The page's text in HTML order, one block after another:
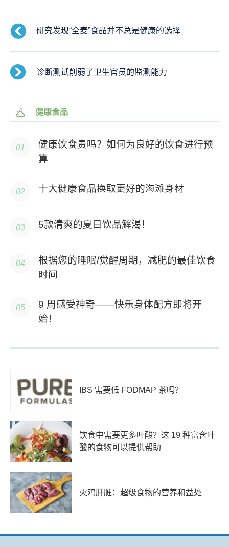
研究发现“全麦”食品并不总是健康的选择
诊断测试削弱了卫生官员的监测能力
健康食品
健康饮食贵吗？如何为良好的饮食进行预
算
十大健康食品换取更好的海滩身材
5款清爽的夏日饮品解渴！
根据您的睡眠/觉醒周期，减肥的最佳饮食
时间
9 周感受神奇——快乐身体配方即将开
始！
IBS 需要低 FODMAP 茶吗？
饮食中需要更多叶酸？这 19 种富含叶
酸的食物可以提供帮助
火鸡肝脏：超级食物的营养和益处